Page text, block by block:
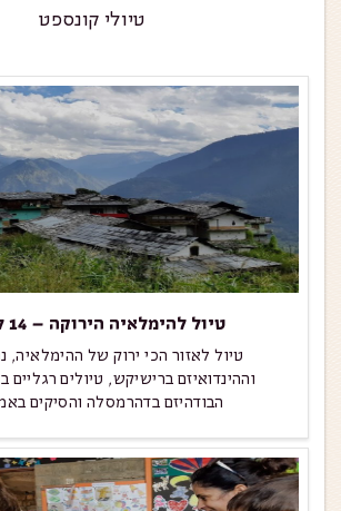
טיולי קונספט
טיול להימלאיה הירוקה – 14 לילות
טיול לאזור הכי ירוק של ההימלאיה,
וההינדואיזם ברישיקש, טיולים רגליים
הבודהיזם בדהרמסלה והסיקים